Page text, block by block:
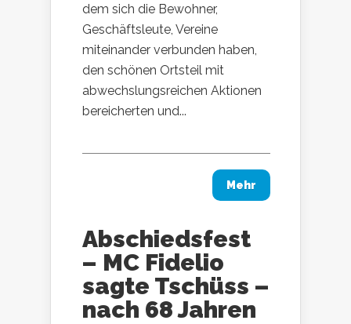
dem sich die Bewohner,
Geschäftsleute, Vereine
miteinander verbunden haben,
den schönen Ortsteil mit
abwechslungsreichen Aktionen
bereicherten und...
Mehr
Abschiedsfest
– MC Fidelio
sagte Tschüss –
nach 68 Jahren